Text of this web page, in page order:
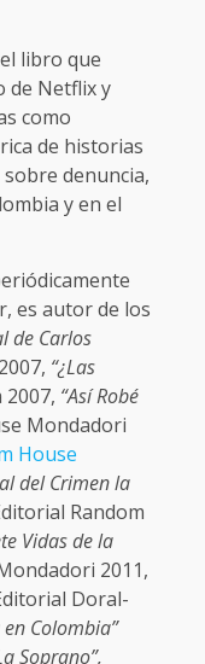
libro que
de Netflix y
como
de historias
denuncia,
y en el
es autor de los
de Carlos
“¿Las
“Así Robé
Mondadori
House
del Crimen la
Random
Vidas de la
2011,
Doral-
Colombia”
Soprano”,